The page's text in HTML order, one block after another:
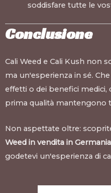
soddisfare tutte le
Conclusione
Cali Weed e Cali Kush non
ma un'esperienza in sé.
effetti o dei benefici medici,
prima qualità mantengono
Non aspettate oltre:
Weed in vendita in Germania
godetevi un'esperienza di